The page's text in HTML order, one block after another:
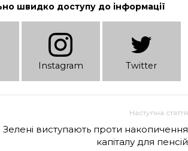
швидко доступу до інформації
Instagram Twitter
Наступна стаття
Зелені виступають проти накопичення
капіталу для пенсій